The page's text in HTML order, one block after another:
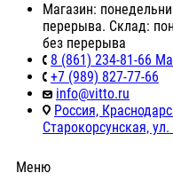
Магазин:
перерыва. Склад:
без перерыва
8 (861) 234-81-66
+7 (989) 827-77-66
info@vitto.ru
Россия,
Старокорсунская,
Меню